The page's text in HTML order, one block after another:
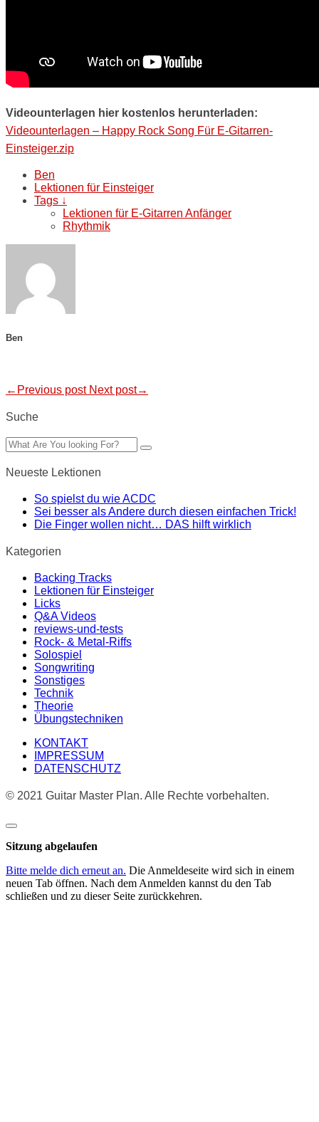
Videounterlagen hier kostenlos herunterladen:
Videounterlagen – Happy Rock Song Für E-Gitarren-
Einsteiger.zip
Ben
Lektionen für Einsteiger
Tags ↓
Lektionen für E-Gitarren Anfänger
Rhythmik
Ben
←Previous post Next post→
Suche
Neueste Lektionen
So spielst du wie ACDC
Sei besser als Andere durch diesen einfachen Trick!
Die Finger wollen nicht… DAS hilft wirklich
Kategorien
Backing Tracks
Lektionen für Einsteiger
Licks
Q&A Videos
reviews-und-tests
Rock- & Metal-Riffs
Solospiel
Songwriting
Sonstiges
Technik
Theorie
Übungstechniken
KONTAKT
IMPRESSUM
DATENSCHUTZ
© 2021 Guitar Master Plan. Alle Rechte vorbehalten.
Dialog
schließen
Sitzung abgelaufen
Bitte melde dich erneut an. Die Anmeldeseite wird sich in einem
neuen Tab öffnen. Nach dem Anmelden kannst du den Tab
schließen und zu dieser Seite zurückkehren.